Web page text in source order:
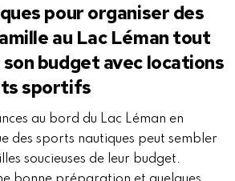
pour organiser des
au Lac Léman tout
budget avec locations
sportifs
au bord du Lac Léman en
des sports nautiques peut sembler
soucieuses de leur budget.